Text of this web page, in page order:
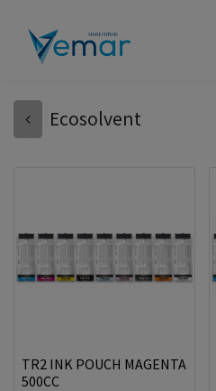
Ecosolvent
TR2 INK POUCH MAGENTA
500CC